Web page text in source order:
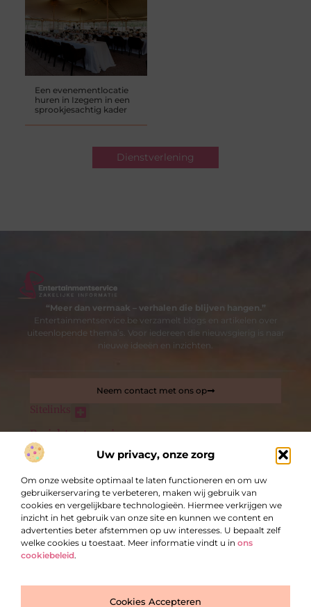
Uw privacy, onze zorg
Om onze website optimaal te laten functioneren en om uw
gebruikerservaring te verbeteren, maken wij gebruik van
cookies en vergelijkbare technologieën. Hiermee verkrijgen we
inzicht in het gebruik van onze site en kunnen we content en
advertenties beter afstemmen op uw interesses. U bepaalt zelf
welke cookies u toestaat. Meer informatie vindt u in ons
cookiebeleid.
Cookies Accepteren
Top
Een evenementlocatie
huren in Izegem in een
sprookjesachtig kader
Dienstverlening
“Meer dan vermaak – verhalen die blijven hangen.”
Entertainmentservice.be verzamelt blogs en artikelen over
uiteenlopende thema’s. Voor iedereen die nieuwsgierig is naar
nieuwe ideeën en inzichten.
Sitelinks
De best gelezen stukken op een rij
Ramen leverancier limburg
De financiële voordelen van een kluis kopen
Speciaalbier kiezen in een online bierhandel? Zo doet u dat
Kwaliteit en veiligheid in elk stuk elektrotechnisch materiaal
Bericht categorie
Neem contact met ons op